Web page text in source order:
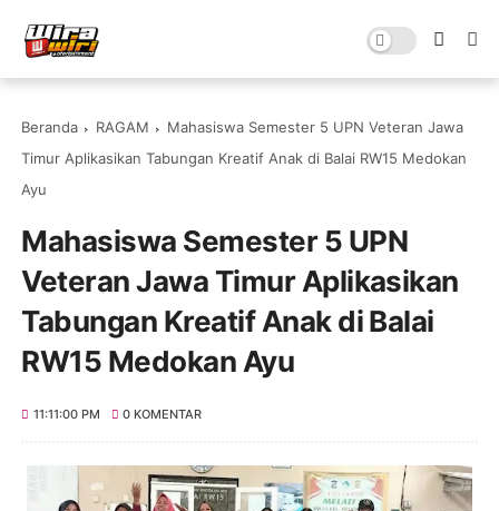
Beranda RAGAM
Mahasiswa Semester 5 UPN Veteran Jawa
Timur Aplikasikan Tabungan Kreatif Anak di Balai RW15 Medokan
Ayu
Mahasiswa Semester 5 UPN
Veteran Jawa Timur Aplikasikan
Tabungan Kreatif Anak di Balai
RW15 Medokan Ayu
11:11:00 PM 0 KOMENTAR